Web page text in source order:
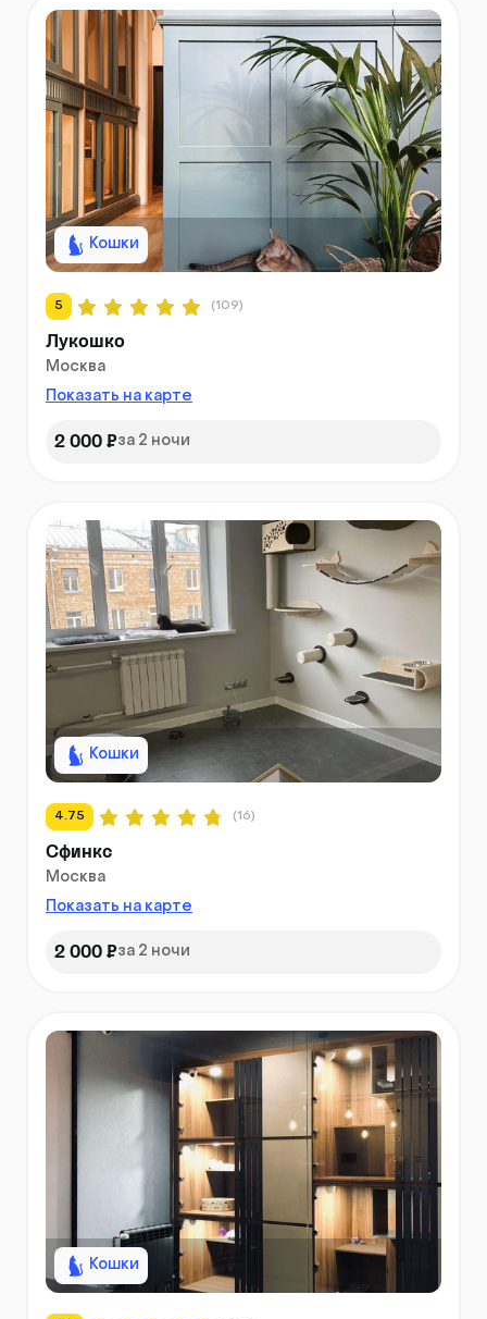
Кошки
5 (109)
Лукошко
Москва
Показать на карте
2 000 ₽за 2 ночи
Кошки
4.75 (16)
Сфинкс
Москва
Показать на карте
2 000 ₽за 2 ночи
Кошки